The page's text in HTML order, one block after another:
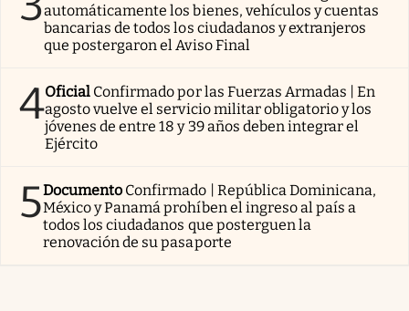
automáticamente los bienes, vehículos y cuentas
bancarias de todos los ciudadanos y extranjeros
que postergaron el Aviso Final
4Oficial Confirmado por las Fuerzas Armadas | En
agosto vuelve el servicio militar obligatorio y los
jóvenes de entre 18 y 39 años deben integrar el
Ejército
5Documento Confirmado | República Dominicana,
México y Panamá prohíben el ingreso al país a
todos los ciudadanos que posterguen la
renovación de su pasaporte